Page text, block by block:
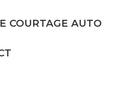
un long fleuve tranquille.
dense, populaire, où le
lourd, payer 3 000 à 6 000 €
n'est pas une option.
COURTAGE AUTO